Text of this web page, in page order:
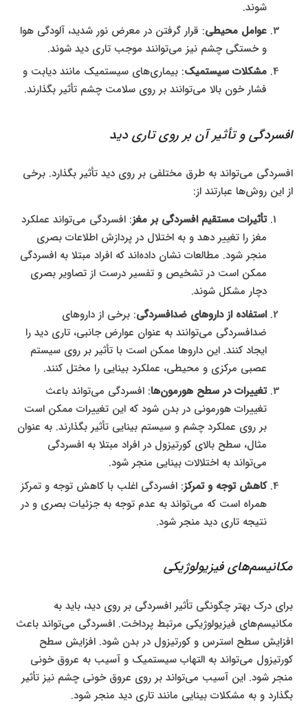
شوند.
عوامل محیطی: قرار گرفتن در معرض نور شدید، آلودگی هوا
و خستگی چشم نیز می‌توانند موجب تاری دید شوند.
مشکلات سیستمیک: بیماری‌های سیستمیک مانند دیابت و
فشار خون بالا می‌توانند بر روی سلامت چشم تأثیر بگذارند.
افسردگی و تأثیر آن بر روی تاری دید
افسردگی می‌تواند به طرق مختلفی بر روی دید تأثیر بگذارد. برخی
از این روش‌ها عبارتند از:
تأثیرات مستقیم افسردگی بر مغز: افسردگی می‌تواند عملکرد
مغز را تغییر دهد و به اختلال در پردازش اطلاعات بصری
منجر شود. مطالعات نشان داده‌اند که افراد مبتلا به افسردگی
ممکن است در تشخیص و تفسیر درست از تصاویر بصری
دچار مشکل شوند.
استفاده از داروهای ضدافسردگی: برخی از داروهای
ضدافسردگی می‌توانند به عنوان عوارض جانبی، تاری دید را
ایجاد کنند. این داروها ممکن است با تأثیر بر روی سیستم
عصبی مرکزی و محیطی، عملکرد بینایی را مختل کنند.
تغییرات در سطح هورمون‌ها: افسردگی می‌تواند باعث
تغییرات هورمونی در بدن شود که این تغییرات ممکن است
بر روی عملکرد چشم و سیستم بینایی تأثیر بگذارند. به عنوان
مثال، سطح بالای کورتیزول در افراد مبتلا به افسردگی
می‌تواند به اختلالات بینایی منجر شود.
کاهش توجه و تمرکز: افسردگی اغلب با کاهش توجه و تمرکز
همراه است که می‌تواند به عدم توجه به جزئیات بصری و در
نتیجه تاری دید منجر شود.
مکانیسم‌های فیزیولوژیکی
برای درک بهتر چگونگی تأثیر افسردگی بر روی دید، باید به
مکانیسم‌های فیزیولوژیکی مرتبط پرداخت. افسردگی می‌تواند باعث
افزایش سطح استرس و کورتیزول در بدن شود. افزایش سطح
کورتیزول می‌تواند به التهاب سیستمیک و آسیب به عروق خونی
منجر شود. این آسیب می‌تواند بر روی عروق خونی چشم نیز تأثیر
بگذارد و به مشکلات بینایی مانند تاری دید منجر شود.